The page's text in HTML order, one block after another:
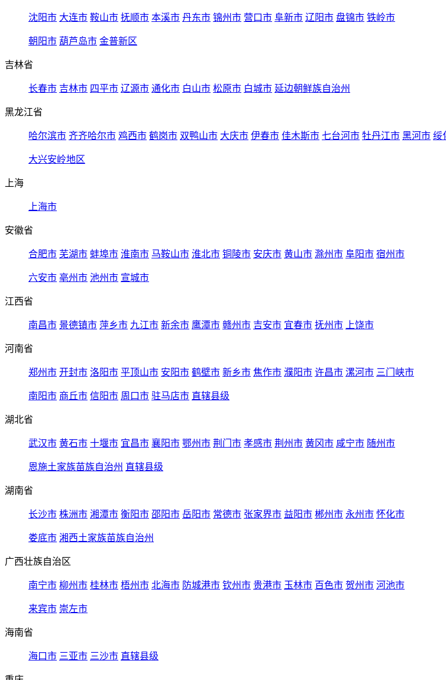
沈阳市 大连市 鞍山市 抚顺市 本溪市 丹东市 锦州市 营口市 阜新市 辽阳市 盘锦市 铁岭市
朝阳市 葫芦岛市 金普新区
吉林省
长春市 吉林市 四平市 辽源市 通化市 白山市 松原市 白城市 延边朝鲜族自治州
黑龙江省
哈尔滨市 齐齐哈尔市 鸡西市 鹤岗市 双鸭山市 大庆市 伊春市 佳木斯市 七台河市 牡丹江市 黑河市 绥
大兴安岭地区
上海
上海市
安徽省
合肥市 芜湖市 蚌埠市 淮南市 马鞍山市 淮北市 铜陵市 安庆市 黄山市 滁州市 阜阳市 宿州市
六安市 亳州市 池州市 宣城市
江西省
南昌市 景德镇市 萍乡市 九江市 新余市 鹰潭市 赣州市 吉安市 宜春市 抚州市 上饶市
河南省
郑州市 开封市 洛阳市 平顶山市 安阳市 鹤壁市 新乡市 焦作市 濮阳市 许昌市 漯河市 三门峡市
南阳市 商丘市 信阳市 周口市 驻马店市 直辖县级
湖北省
武汉市 黄石市 十堰市 宜昌市 襄阳市 鄂州市 荆门市 孝感市 荆州市 黄冈市 咸宁市 随州市
恩施土家族苗族自治州 直辖县级
湖南省
长沙市 株洲市 湘潭市 衡阳市 邵阳市 岳阳市 常德市 张家界市 益阳市 郴州市 永州市 怀化市
娄底市 湘西土家族苗族自治州
广西壮族自治区
南宁市 柳州市 桂林市 梧州市 北海市 防城港市 钦州市 贵港市 玉林市 百色市 贺州市 河池市
来宾市 崇左市
海南省
海口市 三亚市 三沙市 直辖县级